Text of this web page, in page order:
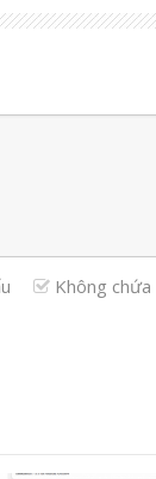
Không